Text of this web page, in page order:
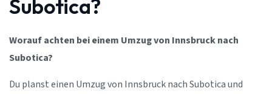
Subotica?
Worauf achten bei einem Umzug von Innsbruck nach
Subotica?
Du planst einen Umzug von Innsbruck nach Subotica und